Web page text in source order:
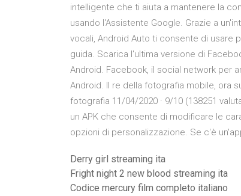
intelligente che ti aiuta a mantenere la
usando l'Assistente Google. Grazie a
vocali, Android Auto ti consente di usare
guida. Scarica l'ultima versione di
Android. Facebook, il social network per
Android. Il re della fotografia mobile, ora
fotografia 11/04/2020 · 9/10 (138251
un APK che consente di modificare le
opzioni di personalizzazione. Se c'è
Derry girl streaming ita
Fright night 2 new blood streaming ita
Codice mercury film completo italiano